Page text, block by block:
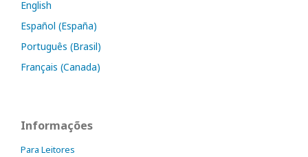
English
Español (España)
Português (Brasil)
Français (Canada)
Informações
Para Leitores